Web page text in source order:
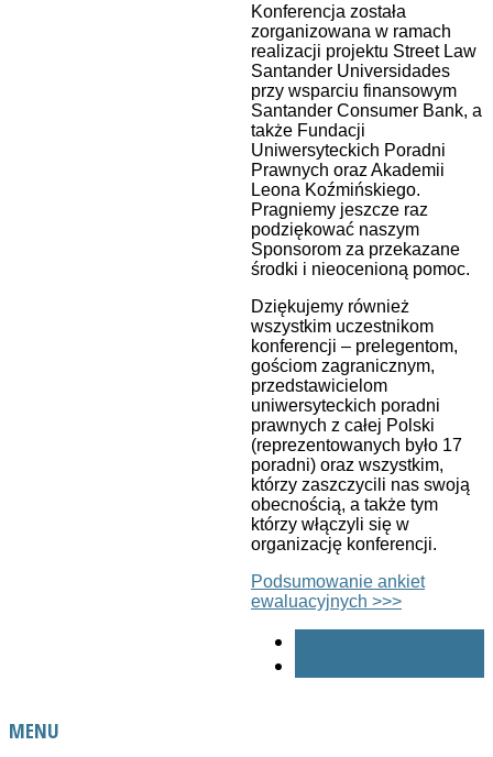
Konferencja została
zorganizowana w ramach
realizacji projektu Street Law
Santander Universidades
przy wsparciu finansowym
Santander Consumer Bank, a
także Fundacji
Uniwersyteckich Poradni
Prawnych oraz Akademii
Leona Koźmińskiego.
Pragniemy jeszcze raz
podziękować naszym
Sponsorom za przekazane
środki i nieocenioną pomoc.
Dziękujemy również
wszystkim uczestnikom
konferencji – prelegentom,
gościom zagranicznym,
przedstawicielom
uniwersyteckich poradni
prawnych z całej Polski
(reprezentowanych było 17
poradni) oraz wszystkim,
którzy zaszczycili nas swoją
obecnością, a także tym
którzy włączyli się w
organizację konferencji.
Podsumowanie ankiet
ewaluacyjnych >>>
MENU